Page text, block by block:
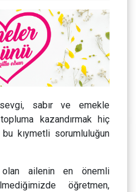
sabır ve emekle
kazandırmak hiç
kıymetli sorumluluğun
ailenin en önemli
öğretmen,